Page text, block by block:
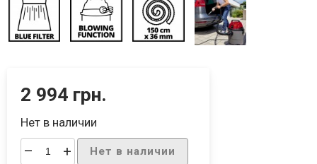
2 994 грн.
Нет в наличии
– + Нет в наличии